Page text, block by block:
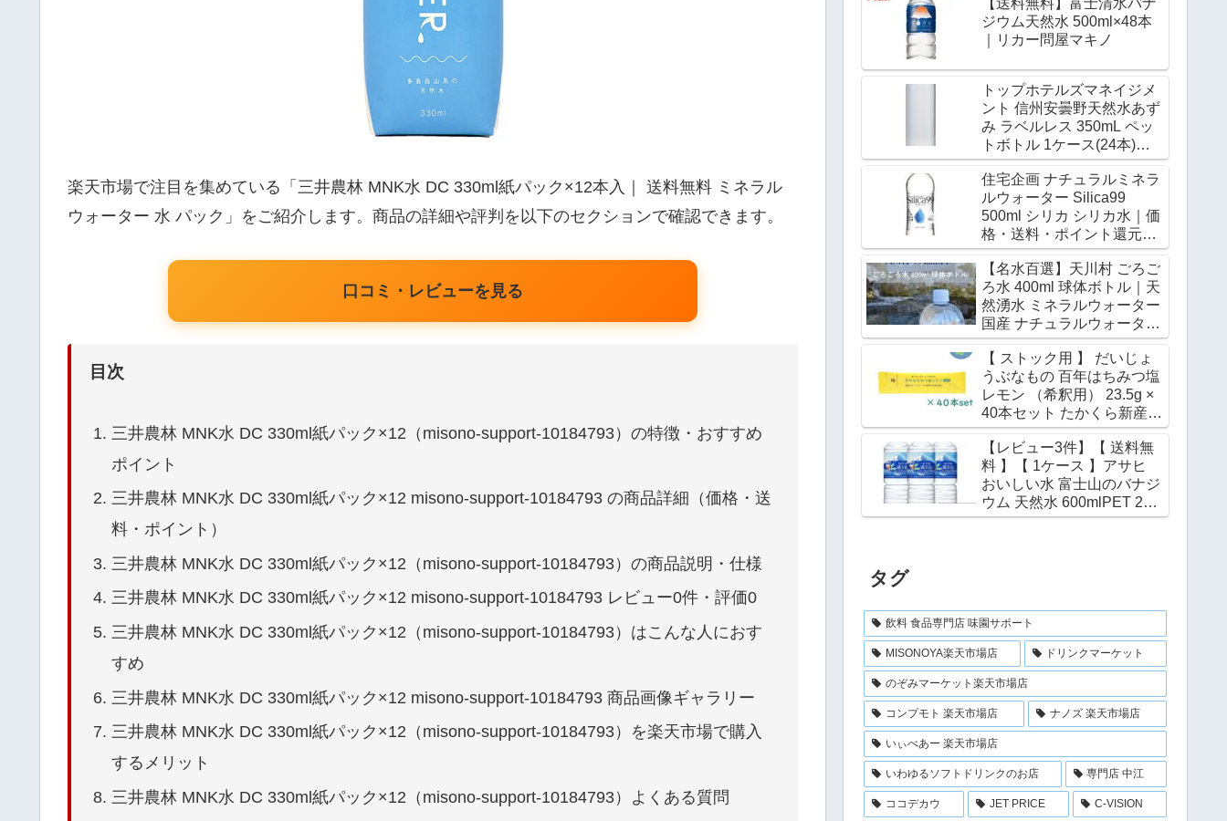
楽天市場で注目を集めている「三井農林 MNK水 DC 330ml紙パック×12本入｜ 送料無料 ミネラル
ウォーター 水 パック」をご紹介します。商品の詳細や評判を以下のセクションで確認できます。
口コミ・レビューを見る
目次
三井農林 MNK水 DC 330ml紙パック×12（misono-support-10184793）の特徴・おすすめ
ポイント
三井農林 MNK水 DC 330ml紙パック×12 misono-support-10184793 の商品詳細（価格・送
料・ポイント）
三井農林 MNK水 DC 330ml紙パック×12（misono-support-10184793）の商品説明・仕様
三井農林 MNK水 DC 330ml紙パック×12 misono-support-10184793 レビュー0件・評価0
三井農林 MNK水 DC 330ml紙パック×12（misono-support-10184793）はこんな人におす
すめ
三井農林 MNK水 DC 330ml紙パック×12 misono-support-10184793 商品画像ギャラリー
三井農林 MNK水 DC 330ml紙パック×12（misono-support-10184793）を楽天市場で購入
するメリット
三井農林 MNK水 DC 330ml紙パック×12（misono-support-10184793）よくある質問
ジウム天然水 500ml×48本
｜リカー問屋マキノ
トップホテルズマネイジメ
ント 信州安曇野天然水あず
み ラベルレス 350mL ペッ
トボトル 1ケース(24本)
(4573127070394) 取り寄せ
商品｜価格・送料・ポイン
ト還元まとめ
住宅企画 ナチュラルミネラ
ルウォーター Silica99
500ml シリカ シリカ水｜価
格・送料・ポイント還元ま
とめ
【名水百選】天川村 ごろご
ろ水 400ml 球体ボトル｜天
然湧水 ミネラルウォーター
国産 ナチュラルウォーター
｜価格・送料・ポイント還
元まとめ
【 ストック用 】 だいじょ
うぶなもの 百年はちみつ塩
レモン （希釈用） 23.5g ×
40本セット たかくら新産業
レザーウッドハニー 宮古島
の海塩 水分補給 イオン補給
ミネラルウォーター 炭酸水
500mL 希釈 熱中症 対策｜
価格・送料・ポイント還元
まとめ
【レビュー3件】【 送料無
料 】【 1ケース 】アサヒ
おいしい水 富士山のバナジ
ウム 天然水 600mlPET 24
本 ミネラルウォーター バナ
料・ポイント還元まとめ
タグ
飲料 食品専門店 味園サポート
MISONOYA楽天市場店 ドリンクマーケット
のぞみマーケット楽天市場店
コンプモト 楽天市場店 ナノズ 楽天市場店
いぃべあー 楽天市場店
いわゆるソフトドリンクのお店 専門店 中江
ココデカウ JET PRICE C-VISION